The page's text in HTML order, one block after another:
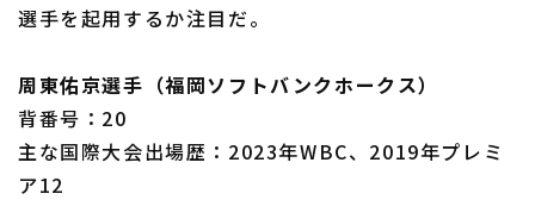
選手を起用するか注目だ。
周東佑京選手（福岡ソフトバンクホークス）
背番号：20
主な国際大会出場歴：2023年WBC、2019年プレミ
ア12